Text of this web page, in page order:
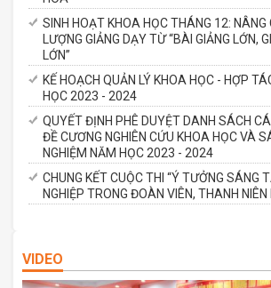
SINH HOẠT KHOA HỌC THÁNG 12: NÂNG
LƯỢNG GIẢNG DẠY TỪ “BÀI GIẢNG LỚN,
LỚN”
KẾ HOẠCH QUẢN LÝ KHOA HỌC - HỢP
HỌC 2023 - 2024
QUYẾT ĐỊNH PHÊ DUYỆT DANH SÁCH
ĐỀ CƯƠNG NGHIÊN CỨU KHOA HỌC VÀ
NGHIỆM NĂM HỌC 2023 - 2024
CHUNG KẾT CUỘC THI “Ý TƯỞNG SÁNG
NGHIỆP TRONG ĐOÀN VIÊN, THANH
VIDEO